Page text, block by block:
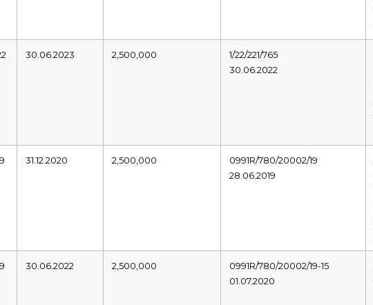
30.06.2023 2,500,000
1/22/221/765
30.06.2022
31.12.2020 2,500,000
0991R/780/20002/19
28.06.2019
30.06.2022 2,500,000
0991R/780/20002/19-15
01.07.2020